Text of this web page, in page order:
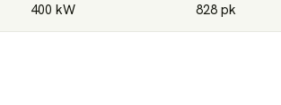
400 kW 828 pk